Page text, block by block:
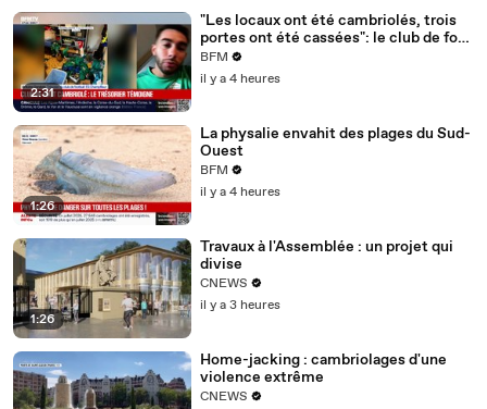
2:31
"Les locaux ont été cambriolés, trois
portes ont été cassées": le club de foot
de Champfleur victime d'un
cambriolage
BFM
il y a 4 heures
1:26
La physalie envahit des plages du Sud-
Ouest
BFM
il y a 4 heures
1:26
Travaux à l'Assemblée : un projet qui
divise
CNEWS
il y a 3 heures
Home-jacking : cambriolages d'une
violence extrême
CNEWS